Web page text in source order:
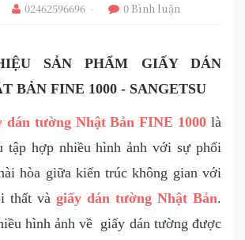
02462596696 0 Bình luận
SẢN PHẨM GIẤY DÁN
BẢN FINE 1000 - SANGETSU
dán tường Nhật Bản FINE 1000 là
tập hợp nhiều hình ảnh với sự phối
hòa giữa kiến trúc không gian với
thất và giấy dán tường Nhật Bản.
hình ảnh về giấy dán tường được